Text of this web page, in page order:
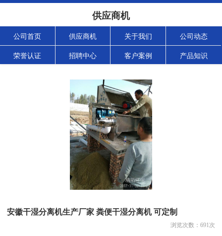
供应商机
公司首页 供应商机 关于我们 公司动态
荣誉认证 招聘中心 客户案例 产品知识
安徽干湿分离机生产厂家 粪便干湿分离机 可定制
浏览次数： 691次